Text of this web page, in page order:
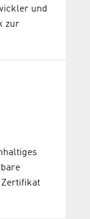
und
zur
Zertifikat